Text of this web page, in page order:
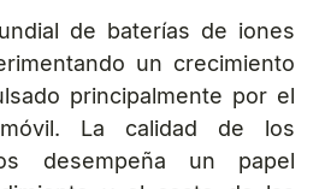
de baterías de iones
un crecimiento
principalmente por el
La calidad de los
desempeña un papel